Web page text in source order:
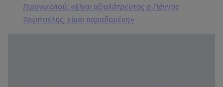
Γερονικολού: «Είναι αξιολάτρευτος ο Γιάννης
Τσιμιτσέλης, είμαι παραδομένη»